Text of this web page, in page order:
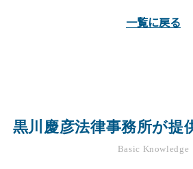
一覧に戻る
黒川慶彦法律事務所が提
Basic Knowledge